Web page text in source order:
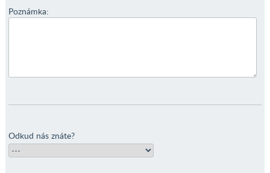
Poznámka:
Odkud nás znáte?